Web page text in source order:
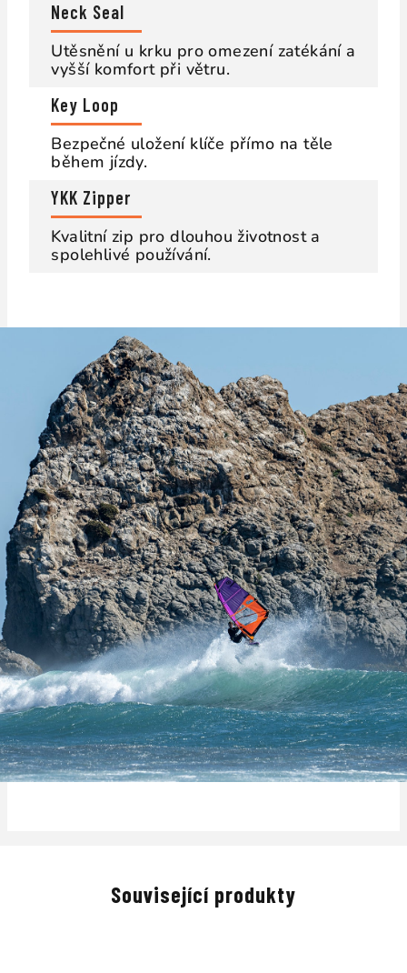
Neck Seal
Utěsnění u krku pro omezení zatékání a
vyšší komfort při větru.
Key Loop
Bezpečné uložení klíče přímo na těle
během jízdy.
YKK Zipper
Kvalitní zip pro dlouhou životnost a
spolehlivé používání.
Související produkty